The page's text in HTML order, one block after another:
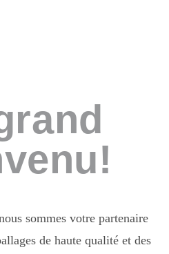
sommes votre partenaire
de haute qualité et des